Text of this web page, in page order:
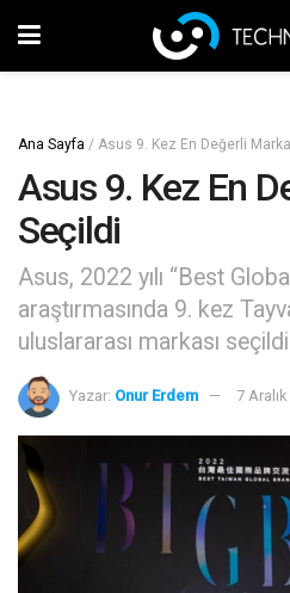
Ana Sayfa / Asus 9. Kez En Değerli
Asus 9. Kez En
Seçildi
Asus, 2022 yılı “Best
araştırmasında 9. kez
uluslararası markası
Yazar: Onur Erdem 7